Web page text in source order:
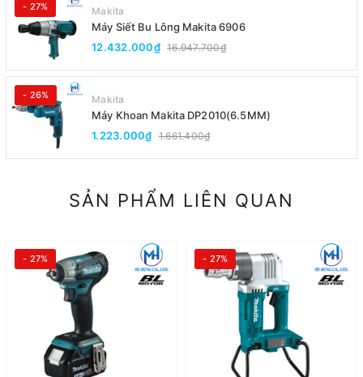
- 27% Makita
Máy Siết Bu Lông Makita 6906
12.432.000₫ 16.947.700₫
- 26% Makita
Máy Khoan Makita DP2010(6.5MM)
1.223.000₫ 1.661.400₫
SẢN PHẨM LIÊN QUAN
- 27% - 27%